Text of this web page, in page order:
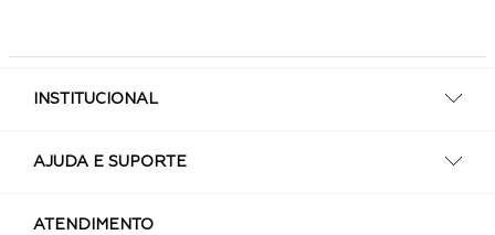
INSTITUCIONAL
AJUDA E SUPORTE
ATENDIMENTO